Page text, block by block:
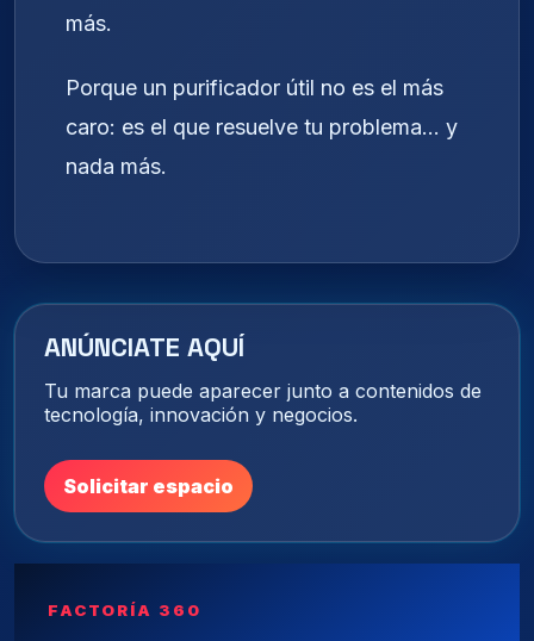
más.
Porque un purificador útil no es el más
caro: es el que resuelve tu problema… y
nada más.
ANÚNCIATE AQUÍ
Tu marca puede aparecer junto a contenidos de
tecnología, innovación y negocios.
Solicitar espacio
FACTORÍA 360